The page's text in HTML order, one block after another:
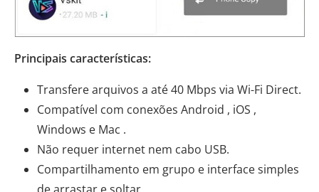
Principais características:
Transfere arquivos a até 40 Mbps via Wi-Fi Direct.
Compatível com conexões Android , iOS ,
Windows e Mac .
Não requer internet nem cabo USB.
Compartilhamento em grupo e interface simples